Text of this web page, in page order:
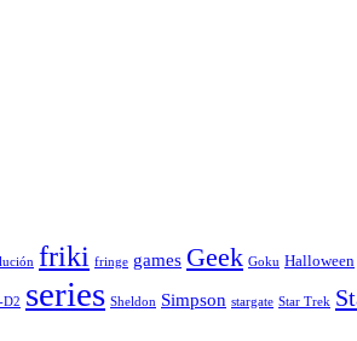
friki fringe games Geek Goku Halloween
D2 series Sheldon Simpson stargate Star Trek